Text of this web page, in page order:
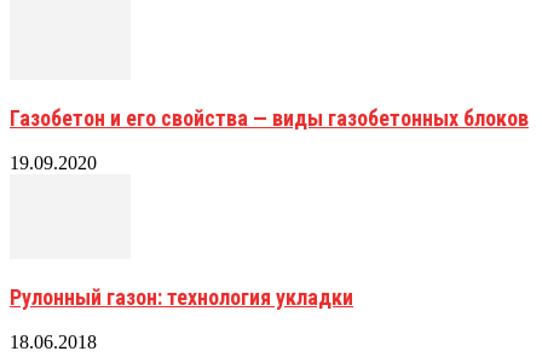
Газобетон и его свойства — виды газобетонных блоков
19.09.2020
Рулонный газон: технология укладки
18.06.2018